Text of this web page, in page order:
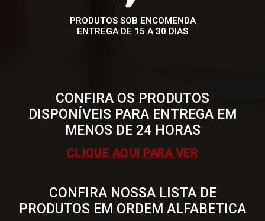
PRODUTOS SOB ENCOMENDA
ENTREGA DE 15 A 30 DIAS
CONFIRA OS PRODUTOS
DISPONÍVEIS PARA ENTREGA EM
MENOS DE 24 HORAS
CLIQUE AQUI PARA VER
CONFIRA NOSSA LISTA DE
PRODUTOS EM ORDEM ALFABETICA